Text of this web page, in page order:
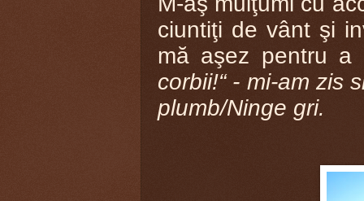
ciuntiţi de vânt şi
mă aşez pentru
corbii!“ - mi-am zis
plumb/Ninge gri.